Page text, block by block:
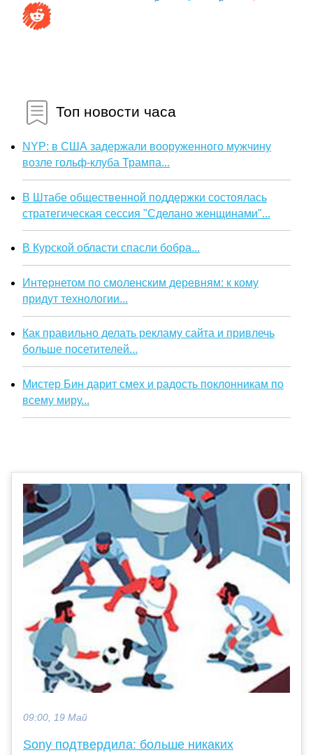
Топ новости часа
NYP: в США задержали вооруженного мужчину
возле гольф-клуба Трампа...
В Штабе общественной поддержки состоялась
стратегическая сессия "Сделано женщинами"...
В Курской области спасли бобра...
Интернетом по смоленским деревням: к кому
придут технологии...
Как правильно делать рекламу сайта и привлечь
больше посетителей...
Мистер Бин дарит смех и радость поклонникам по
всему миру...
09:00, 19 Май
Sony подтвердила: больше никаких